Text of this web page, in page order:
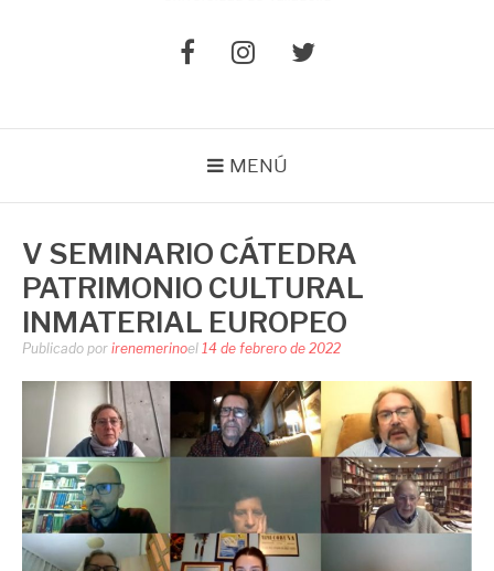
ElementoElementoElemento
MENÚ
V SEMINARIO CÁTEDRA
PATRIMONIO CULTURAL
INMATERIAL EUROPEO
Publicado por irenemerinoel 14 de febrero de 2022